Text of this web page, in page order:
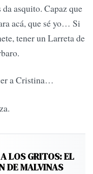
asquito. Capaz que
acá, que sé yo… Si
tener un Larreta de
a Cristina…
LOS GRITOS: EL
DE MALVINAS